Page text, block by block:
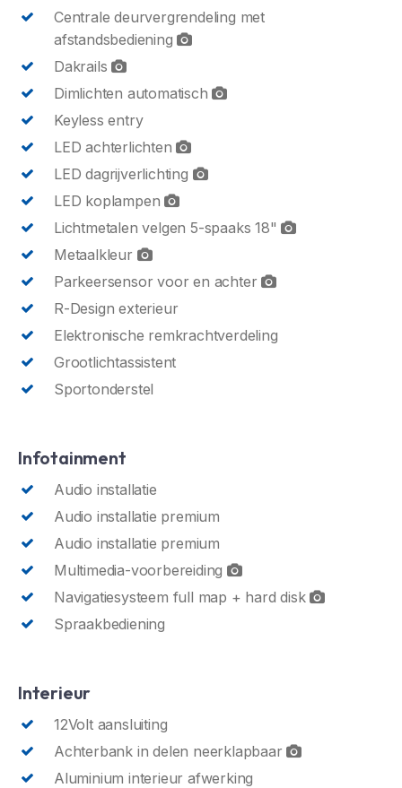
Centrale deurvergrendeling met
afstandsbediening
Dakrails
Dimlichten automatisch
Keyless entry
LED achterlichten
LED dagrijverlichting
LED koplampen
Lichtmetalen velgen 5-spaaks 18"
Metaalkleur
Parkeersensor voor en achter
R-Design exterieur
Elektronische remkrachtverdeling
Grootlichtassistent
Sportonderstel
Infotainment
Audio installatie
Audio installatie premium
Audio installatie premium
Multimedia-voorbereiding
Navigatiesysteem full map + hard disk
Spraakbediening
Interieur
12Volt aansluiting
Achterbank in delen neerklapbaar
Aluminium interieur afwerking